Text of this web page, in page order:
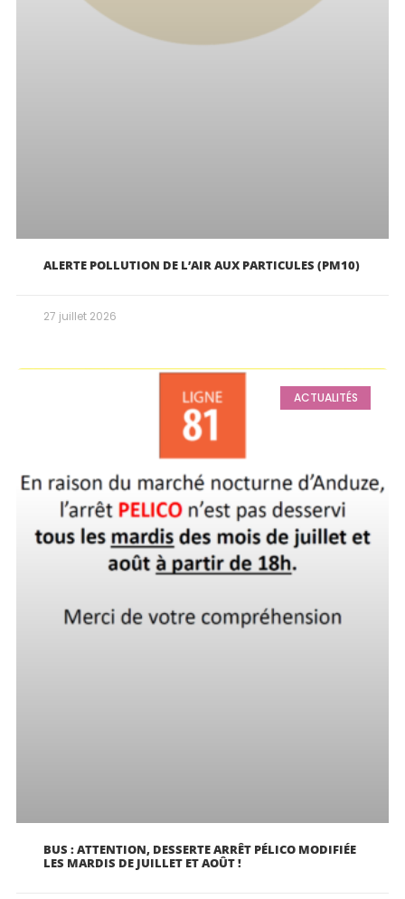
ALERTE POLLUTION DE L’AIR AUX PARTICULES (PM10)
27 juillet 2026
ACTUALITÉS
BUS : ATTENTION, DESSERTE ARRÊT PÉLICO MODIFIÉE
LES MARDIS DE JUILLET ET AOÛT !